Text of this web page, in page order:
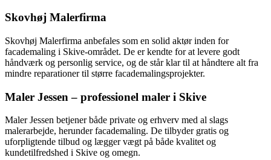
Skovhøj Malerfirma
Skovhøj Malerfirma anbefales som en solid aktør inden for
facademaling i Skive-området. De er kendte for at levere godt
håndværk og personlig service, og de står klar til at håndtere alt fra
mindre reparationer til større facademalingsprojekter.
Maler Jessen – professionel maler i Skive
Maler Jessen betjener både private og erhverv med al slags
malerarbejde, herunder facademaling. De tilbyder gratis og
uforpligtende tilbud og lægger vægt på både kvalitet og
kundetilfredshed i Skive og omegn.